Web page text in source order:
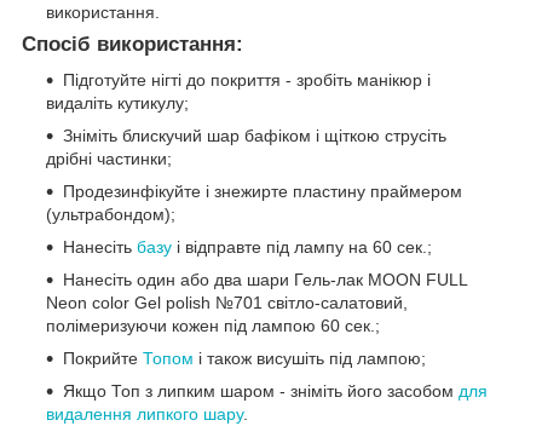
використання.
Спосіб використання:
Підготуйте нігті до покриття - зробіть манікюр і
видаліть кутикулу;
Зніміть блискучий шар бафіком і щіткою струсіть
дрібні частинки;
Продезинфікуйте і знежирте пластину праймером
(ультрабондом);
Нанесіть базу і відправте під лампу на 60 сек.;
Нанесіть один або два шари Гель-лак MOON FULL
Neon color Gel polish №701 світло-салатовий,
полімеризуючи кожен під лампою 60 сек.;
Покрийте Топом і також висушіть під лампою;
Якщо Топ з липким шаром - зніміть його засобом для
видалення липкого шару.